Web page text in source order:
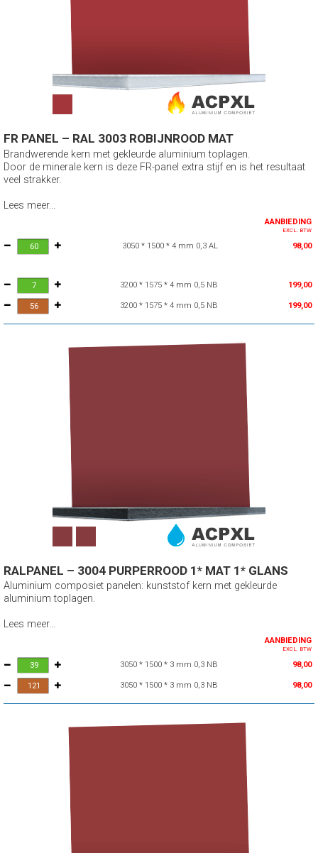
FR PANEL – RAL 3003 ROBIJNROOD MAT
Brandwerende kern met gekleurde aluminium toplagen.
Door de minerale kern is deze FR-panel extra stijf en is het resultaat
veel strakker.
Lees meer...
AANBIEDING
EXCL. BTW
3050 * 1500 * 4 mm 0,3 AL 98,00
3200 * 1575 * 4 mm 0,5 NB 199,00
3200 * 1575 * 4 mm 0,5 NB 199,00
RALPANEL – 3004 PURPERROOD 1* MAT 1* GLANS
Aluminium composiet panelen: kunststof kern met gekleurde
aluminium toplagen.
Lees meer...
AANBIEDING
EXCL. BTW
3050 * 1500 * 3 mm 0,3 NB 98,00
3050 * 1500 * 3 mm 0,3 NB 98,00